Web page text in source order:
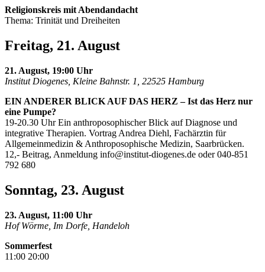
Religionskreis mit Abendandacht
Thema: Trinität und Dreiheiten
Freitag, 21. August
21. August, 19:00 Uhr
Institut Diogenes, Kleine Bahnstr. 1, 22525 Hamburg
EIN ANDERER BLICK AUF DAS HERZ – Ist das Herz nur
eine Pumpe?
19-20.30 Uhr Ein anthroposophischer Blick auf Diagnose und
integrative Therapien. Vortrag Andrea Diehl, Fachärztin für
Allgemeinmedizin & Anthroposophische Medizin, Saarbrücken.
12,- Beitrag, Anmeldung info@institut-diogenes.de oder 040-851
792 680
Sonntag, 23. August
23. August, 11:00 Uhr
Hof Wörme, Im Dorfe, Handeloh
Sommerfest
11:00 20:00